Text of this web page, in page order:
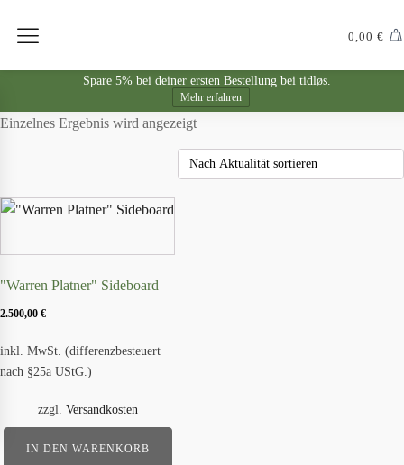
0,00 €
Spare 5% bei deiner ersten Bestellung bei tidløs.
Mehr erfahren
Einzelnes Ergebnis wird angezeigt
"Warren Platner" Sideboard
2.500,00€
inkl. MwSt. (differenzbesteuert
nach §25a UStG.)
zzgl. Versandkosten
IN DEN WARENKORB